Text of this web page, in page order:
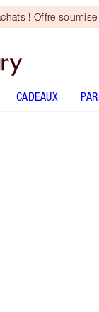
! Offre
CADEAUX